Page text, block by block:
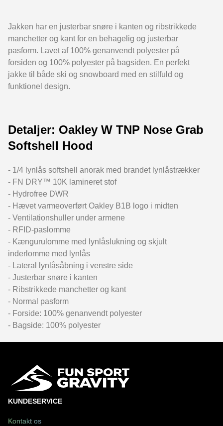
Jakken har en justerbar snøre i kanten og ribstrikkede
manchetter og kant for en behagelig og justerbar
pasform. Lavet af 100% genanvendt polyester på
forsiden og 100% polyester på bagsiden. En perfekt
jakke til både ski og snowboard med en stilfuld og
funktionel design.
Detaljer: Oakley W TNP Nose Grab
Softshell Hood
- 1/4 lynlås softshell anorak med brandet lynlåstrækker
- FN DRY™ 10K lamineret stof
- Hydrofree DWR
- Hævet varmeoverført Oakley B1B logo i midten
- Ventilationshuller under armene
- RFID-paslomme
- Kængurulomme med lynlåslukning og skjult
inderlomme med lynlås
- Lateral lynlåsåbning i venstre side
- Justerbar snøre i kanten
- Ribstrikkede manchetter og kant
- Normal pasform
- Forside: 100% genanvendt polyester
- Bagside: 100% polyester
KUNDESERVICE
Kontakt os